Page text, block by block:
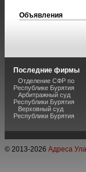
Объявления
Последние фирмы
Отделение СФР по
Республике Бурятия
Арбитражный суд
Республики Бурятия
Верховный суд
Республики Бурятия
© 2013-2026 Адреса